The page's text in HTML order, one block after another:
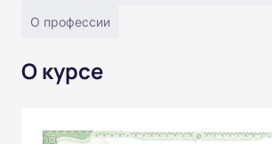
О профессии
О курсе